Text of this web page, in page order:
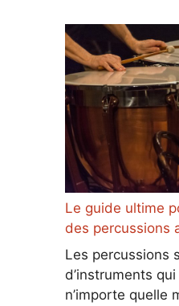
Le guide ultime
des percussions
Les percussions
d’instruments
n’importe quelle